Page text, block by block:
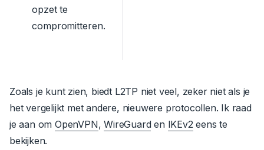
opzet te
compromitteren.
Zoals je kunt zien, biedt L2TP niet veel, zeker niet als je
het vergelijkt met andere, nieuwere protocollen. Ik raad
je aan omOpenVPN,WireGuarden IKEv2eens te
bekijken.